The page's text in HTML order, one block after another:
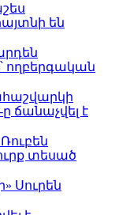
են
ողբերգական
ճանաչվել է
տեսած
Սուրեն